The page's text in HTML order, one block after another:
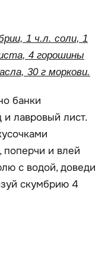
1 ч.л. соли, 1
4 горошины
30 г моркови.
банки
лавровый лист.
и влей
с водой, доведи
скумбрию 4